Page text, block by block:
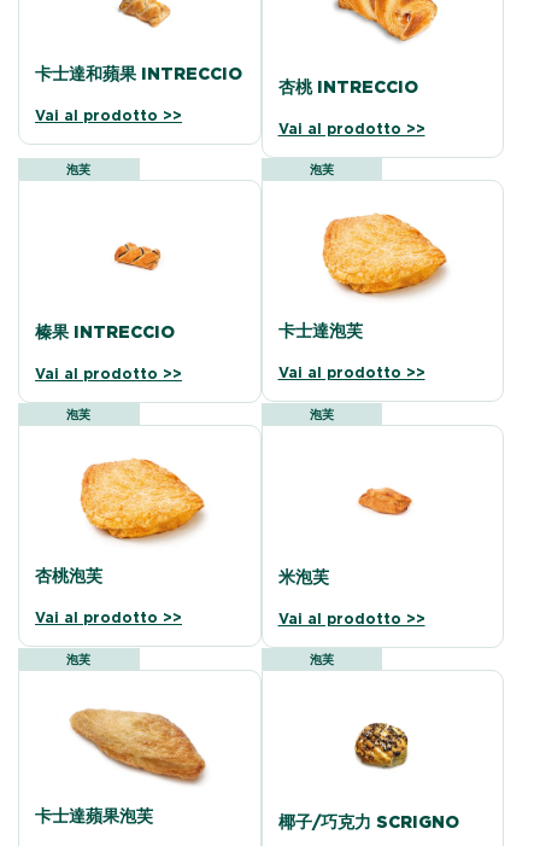
卡士達和蘋果 INTRECCIO
Vai al prodotto >>
杏桃 INTRECCIO
Vai al prodotto >>
泡芙
榛果 INTRECCIO
Vai al prodotto >>
泡芙
卡士達泡芙
Vai al prodotto >>
泡芙
杏桃泡芙
Vai al prodotto >>
泡芙
米泡芙
Vai al prodotto >>
泡芙
卡士達蘋果泡芙
泡芙
椰子/巧克力 SCRIGNO